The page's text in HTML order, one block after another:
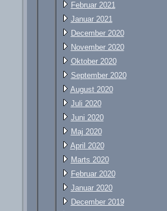
Februar 2021
Januar 2021
December 2020
November 2020
Oktober 2020
September 2020
August 2020
Juli 2020
Juni 2020
Maj 2020
April 2020
Marts 2020
Februar 2020
Januar 2020
December 2019